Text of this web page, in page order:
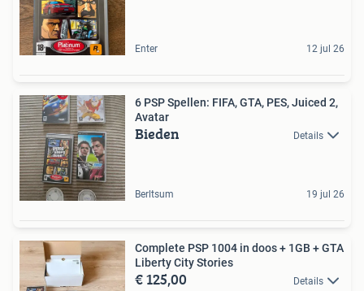
Enter 12 jul 26
6 PSP Spellen: FIFA, GTA, PES, Juiced 2,
Avatar
Bieden Details
Berltsum 19 jul 26
Complete PSP 1004 in doos + 1GB + GTA
Liberty City Stories
€ 125,00 Details